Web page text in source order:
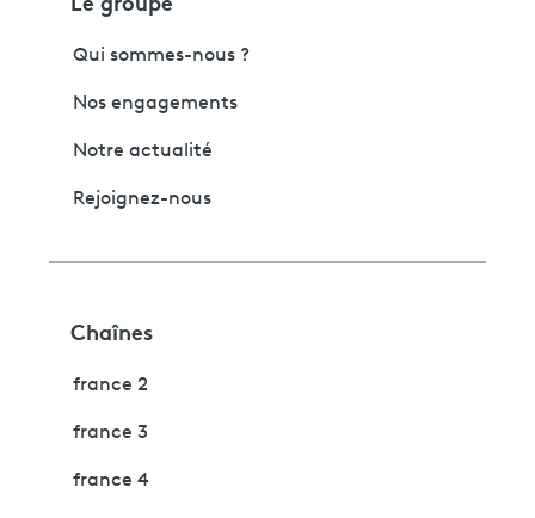
Qui sommes-nous ?
Nos engagements
Notre actualité
Rejoignez-nous
Chaînes
france 2
france 3
france 4